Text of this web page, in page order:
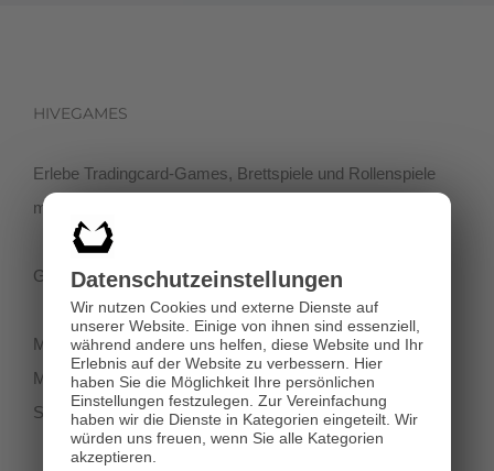
Datenschutz­einstellungen
Wir nutzen Cookies und externe Dienste auf
unserer Website. Einige von ihnen sind essenziell,
während andere uns helfen, diese Website und Ihr
Erlebnis auf der Website zu verbessern. Hier
haben Sie die Möglichkeit Ihre persönlichen
Einstellungen festzulegen. Zur Vereinfachung
haben wir die Dienste in Kategorien eingeteilt. Wir
würden uns freuen, wenn Sie alle Kategorien
akzeptieren.
HIVEGAMES
Erlebe Tradingcard-Games, Brettspiele und Rollenspiele
mit einer netten Community in der Klagenfurter Innenstadt!
Getreidegasse 3, 9020 Klagenfurt
Montag-Dienstag 11:00 - 18:00
Mittwoch-Freitag 11:00-19:00
Samstag 12:00 - 18:00